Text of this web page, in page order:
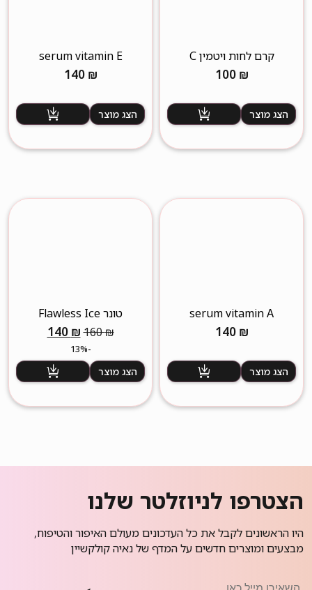
קרם לחות ויטמין C
100 ₪
הצג מוצר
serum vitamin E
140 ₪
הצג מוצר
serum vitamin A
140 ₪
הצג מוצר
טונר Flawless Ice
160₪
המחיר
המקורי
היה:
140 ₪
הוא:
-13%
הצג מוצר
הצטרפו לניוזלטר שלנו
היו הראשונים לקבל את כל העדכונים מעולם האיפור והטיפוח,
מבצעים ומוצרים חדשים על המדף של נאיה קולקשיין